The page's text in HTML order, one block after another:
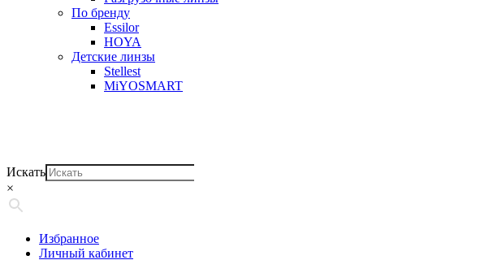
По бренду
Essilor
HOYA
Детские линзы
Stellest
MiYOSMART
Искать
×
Избранное
Личный кабинет